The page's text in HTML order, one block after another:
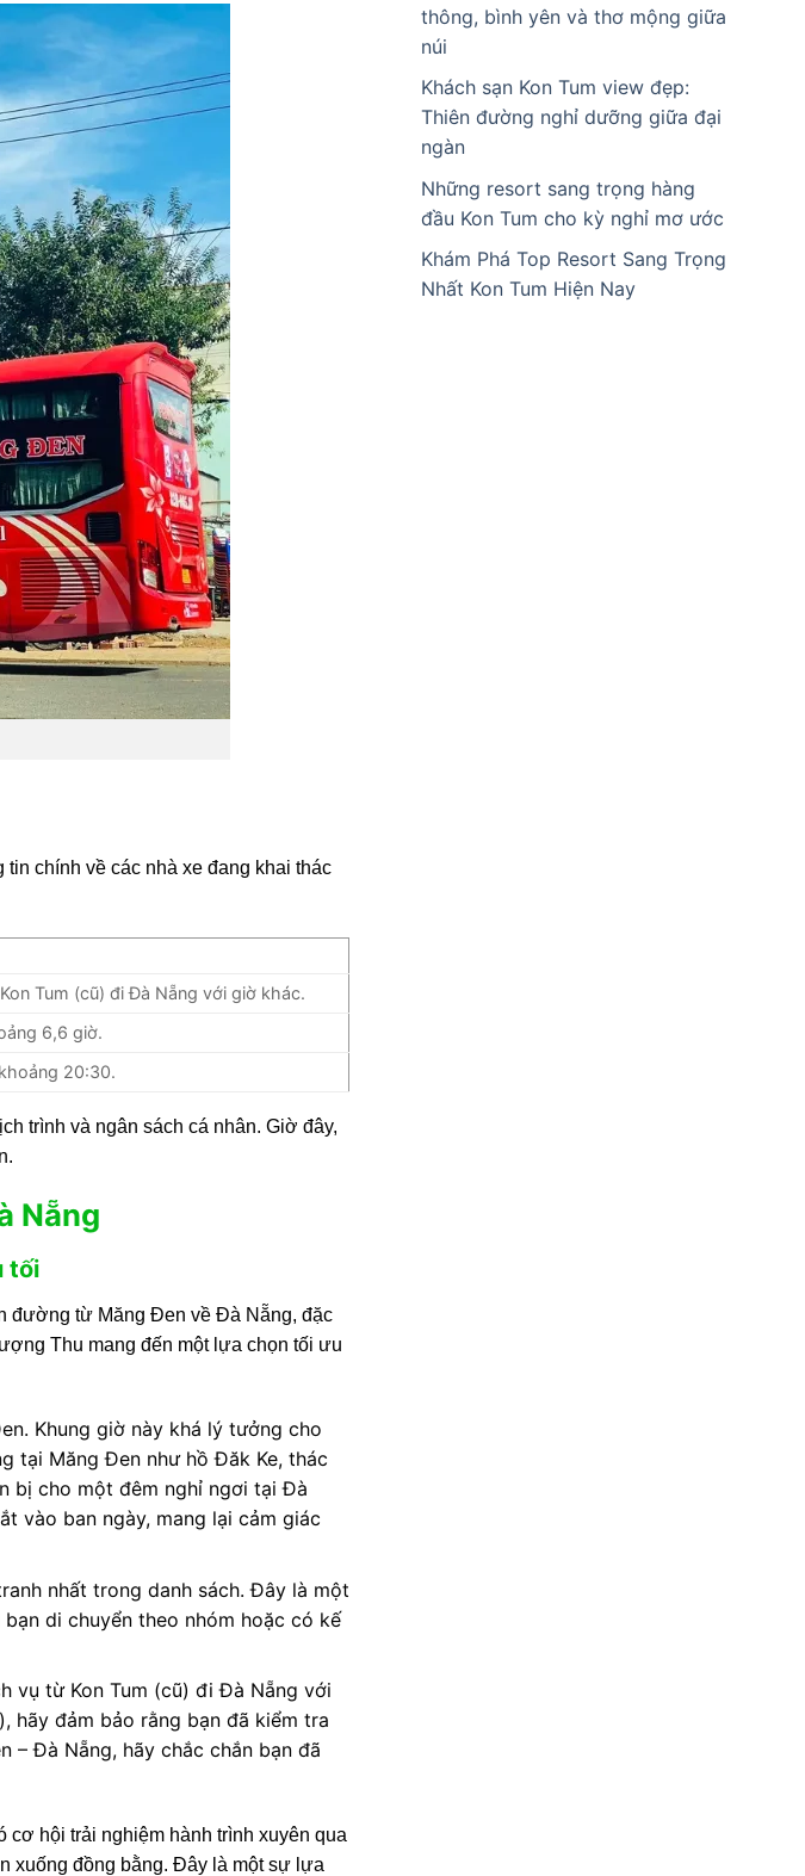
chính về các nhà xe đang khai thác
Tum (cũ) đi Đà Nẵng với giờ khác.
6,6 giờ.
20:30.
trình và ngân sách cá nhân. Giờ đây,
Nẵng
tối
đường từ Măng Đen về Đà Nẵng, đặc
Thu mang đến một lựa chọn tối ưu
Khung giờ này khá lý tưởng cho
tại Măng Đen như hồ Đăk Ke, thác
bị cho một đêm nghỉ ngơi tại Đà
vào ban ngày, mang lại cảm giác
nhất trong danh sách. Đây là một
di chuyển theo nhóm hoặc có kế
vụ từ Kon Tum (cũ) đi Đà Nẵng với
hãy đảm bảo rằng bạn đã kiểm tra
– Đà Nẵng, hãy chắc chắn bạn đã
hội trải nghiệm hành trình xuyên qua
xuống đồng bằng. Đây là một sự lựa
thông, bình yên và thơ mộng giữa
núi
Khách sạn Kon Tum view đẹp:
Thiên đường nghỉ dưỡng giữa đại
ngàn
Những resort sang trọng hàng
đầu Kon Tum cho kỳ nghỉ mơ ước
Khám Phá Top Resort Sang Trọng
Nhất Kon Tum Hiện Nay